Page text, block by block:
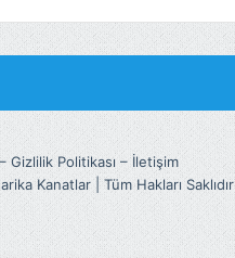
– Gizlilik Politikası –İletişim
Kanatlar | Tüm Hakları Saklıdır